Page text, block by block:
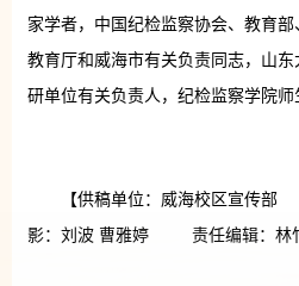
家学者，中国纪检监察协会、教育
教育厅和威海市有关负责同志，山
研单位有关负责人，纪检监察学院师
【供稿单位：威海校区宣传
影：刘波 曹雅婷 责任编辑：林竹